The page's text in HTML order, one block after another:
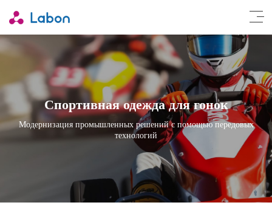
Спортивная одежда для гонок
Модернизация промышленных решений с помощью передовых
технологий
Мета-Арамидная тканая ткань
•
Стойкий антипирен, устойчив к высоким температурам, не плавится
и не капает.
Яркие цвета, высокая цветостойкость.
Мета-арамидное Трикотажное полотно
•
Стойкий антипирен, устойчив к высоким температурам, не плавится